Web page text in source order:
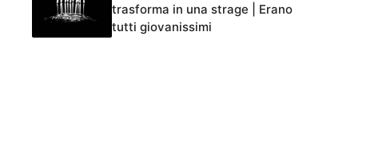
trasforma in una strage | Erano
tutti giovanissimi